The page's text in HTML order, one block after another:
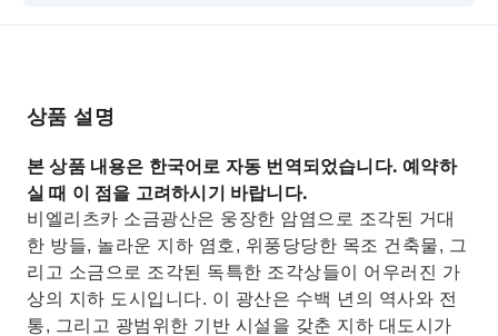
지하 소금 호수 위로 펼쳐지는 빛의 향연을 감상하
중 하나를 경험해 보세요.
상품 설명
본 상품 내용은 한국어로 자동 번역되었습니다. 예약하
실 때 이 점을 고려하시기 바랍니다.
비엘리츠카 소금광산은 웅장한 암염으로 조각된 거대
한 방들, 놀라운 지하 염호, 위풍당당한 목조 건축물, 그
리고 소금으로 조각된 독특한 조각상들이 어우러진 가
상의 지하 도시입니다. 이 광산은 수백 년의 역사와 전
통, 그리고 광범위한 기반 시설을 갖춘 지하 대도시가